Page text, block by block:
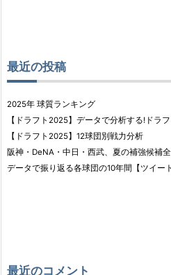
最近の投稿
2025年 球質ランキング
【ドラフト2025】データで分析する!ドラ
【ドラフト2025】12球団別戦力分析
阪神・DeNA・中日・西武、夏の補強候補
データで振り返る各球団の10年間【ツイー
最近のコメント